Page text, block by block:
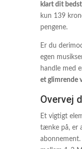
klart dit
kun 139
pengene.
Er du
egen
handle med
et glimrende
Overvej
Et vigtigt
tænke på, er